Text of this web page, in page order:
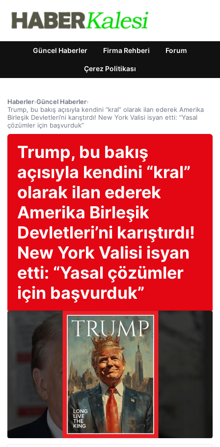
Güncel Haberler Firma Rehberi Forum
Çerez Politikası
Haberler›Güncel Haberler›
Trump, bu bakış açısıyla kendini “kral” olarak ilan ederek Amerika
Birleşik Devletleri’ni karıştırdı! New York Valisi isyan etti: “Yasal
çözümler için başvurduk”
Trump, bu bakış
açısıyla kendini “kral”
olarak ilan ederek
Amerika Birleşik
Devletleri’ni karıştırdı!
New York Valisi isyan
etti: “Yasal çözümler
için başvurduk”